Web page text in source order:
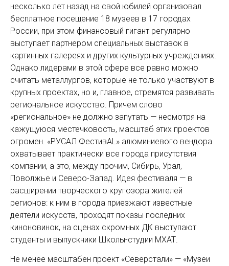
несколько лет назад на свой юбилей организовал
бесплатное посещение 18 музеев в 17 городах
России, при этом финансовый гигант регулярно
выступает партнером специальных выставок в
картинных галереях и других культурных учреждениях.
Однако лидерами в этой сфере все равно можно
считать металлургов, которые не только участвуют в
крупных проектах, но и, главное, стремятся развивать
региональное искусство. Причем слово
«региональное» не должно запутать — несмотря на
кажущуюся местечковость, масштаб этих проектов
огромен. «РУСАЛ ФестивAL» алюминиевого вендора
охватывает практически все города присутствия
компании, а это, между прочим, Сибирь, Урал,
Поволжье и Северо-Запад. Идея фестиваля — в
расширении творческого кругозора жителей
регионов: к ним в города приезжают известные
деятели искусств, проходят показы последних
киноновинок, на сценах скромных ДК выступают
студенты и выпускники Школы-студии МХАТ.
Не менее масштабен проект «Северстали» — «Музеи